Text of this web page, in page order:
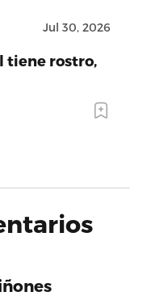
Jul 30, 2026
tiene rostro,